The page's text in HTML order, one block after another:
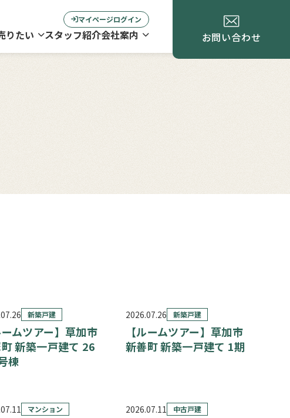
マイページログイン
りたい スタッフ紹介会社案内 お問い合わせ
新築戸建
ームツアー】草加市
新築一戸建て 26
棟
2026.07.26 新築戸建
【ルームツアー】草加市
新善町 新築一戸建て 1期
マンション 2026.07.11 中古戸建